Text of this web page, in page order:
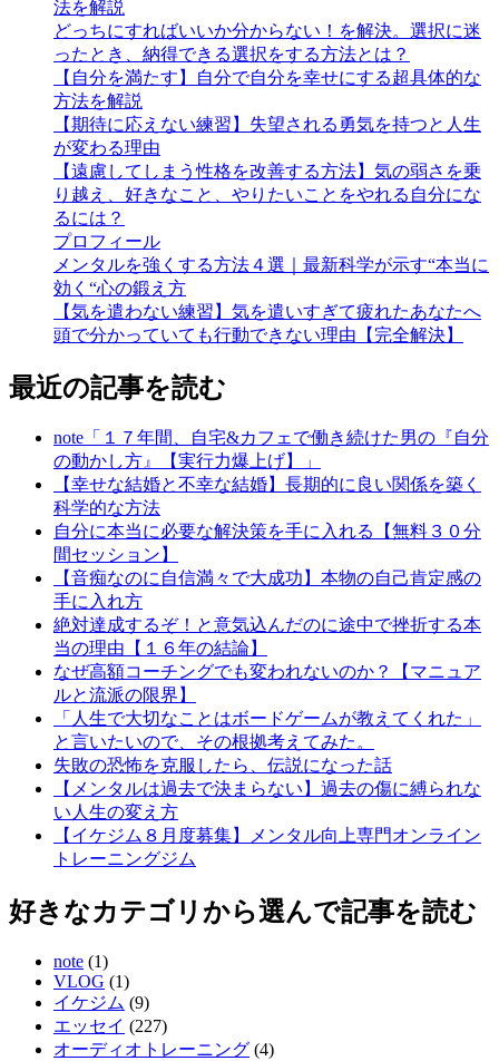
法を解説
どっちにすればいいか分からない！を解決。選択に迷
ったとき、納得できる選択をする方法とは？
【自分を満たす】自分で自分を幸せにする超具体的な
方法を解説
【期待に応えない練習】失望される勇気を持つと人生
が変わる理由
【遠慮してしまう性格を改善する方法】気の弱さを乗
り越え、好きなこと、やりたいことをやれる自分にな
るには？
プロフィール
メンタルを強くする方法４選｜最新科学が示す“本当に
効く“心の鍛え方
【気を遣わない練習】気を遣いすぎて疲れたあなたへ
頭で分かっていても行動できない理由【完全解決】
最近の記事を読む
note「１７年間、自宅&カフェで働き続けた男の『自分
の動かし方』【実行力爆上げ】」
【幸せな結婚と不幸な結婚】長期的に良い関係を築く
科学的な方法
自分に本当に必要な解決策を手に入れる【無料３０分
間セッション】
【音痴なのに自信満々で大成功】本物の自己肯定感の
手に入れ方
絶対達成するぞ！と意気込んだのに途中で挫折する本
当の理由【１６年の結論】
なぜ高額コーチングでも変われないのか？【マニュア
ルと流派の限界】
「人生で大切なことはボードゲームが教えてくれた」
と言いたいので、その根拠考えてみた。
失敗の恐怖を克服したら、伝説になった話
【メンタルは過去で決まらない】過去の傷に縛られな
い人生の変え方
【イケジム８月度募集】メンタル向上専門オンライン
トレーニングジム
好きなカテゴリから選んで記事を読む
note (1)
VLOG (1)
イケジム (9)
エッセイ (227)
オーディオトレーニング (4)